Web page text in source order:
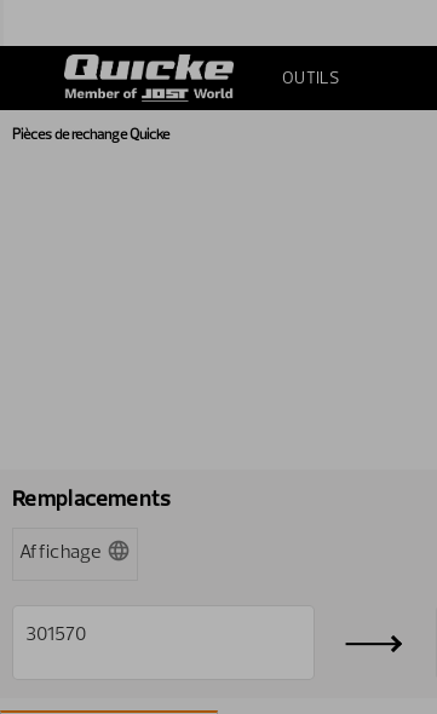
OUTILS
Pièces de rechange Quicke
Remplacements
Affichage
301570